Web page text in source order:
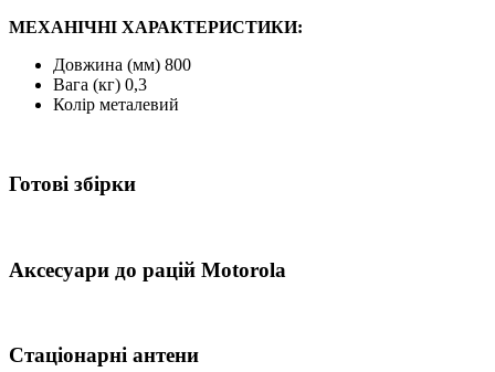
МЕХАНІЧНІ ХАРАКТЕРИСТИКИ:
Довжина (мм) 800
Вага (кг) 0,3
Колір металевий
Готові збірки
Аксесуари до рацій Motorola
Стаціонарні антени